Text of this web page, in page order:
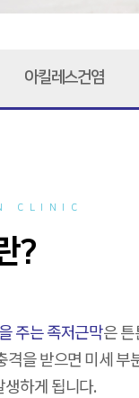
아킬레스건염
CLINIC
?
주는 족저근막은
을 받으면 미세
하게 됩니다.